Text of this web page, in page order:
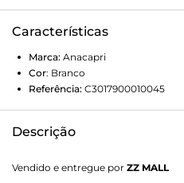
Características
Marca: Anacapri
Cor: Branco
Referência: C3017900010045
Descrição
cor dourada. O modelo possui
Vendido e entregue por ZZ MALL